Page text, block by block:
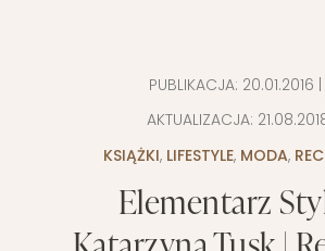
PUBLIKACJA: 20.01.2016
AKTUALIZACJA:
KSIĄŻKI, LIFESTYLE, MODA,
Elementarz